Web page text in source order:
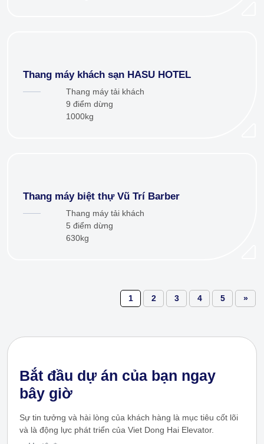
Thang máy khách sạn HASU HOTEL
Thang máy tải khách
9 điểm dừng
1000kg
Thang máy biệt thự Vũ Trí Barber
Thang máy tải khách
5 điểm dừng
630kg
1 2 3 4 5 »
Bắt đầu dự án của bạn ngay
bây giờ
Sự tin tưởng và hài lòng của khách hàng là mục tiêu cốt lõi
và là động lực phát triển của Viet Dong Hai Elevator.